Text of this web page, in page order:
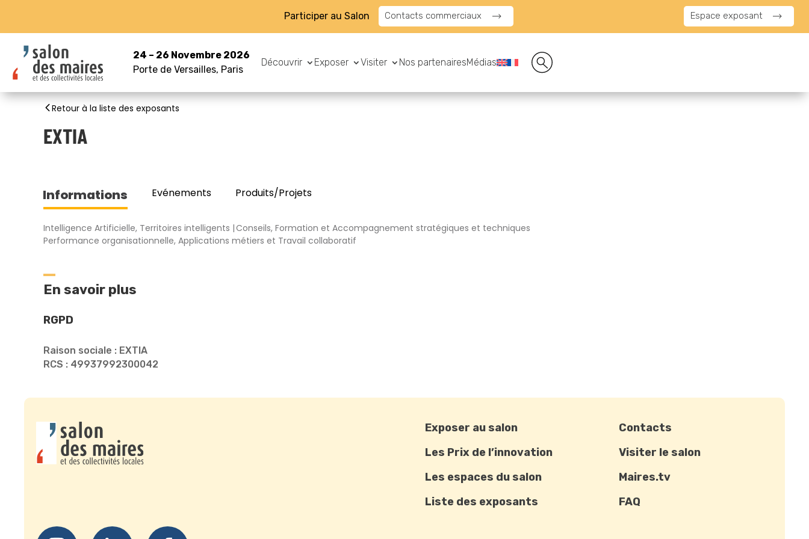
Participer au Salon Contacts commerciaux Espace exposant
24 – 26 Novembre 2026
Porte de Versailles, Paris
Découvrir Exposer Visiter Nos partenairesMédias
Retour à la liste des exposants
EXTIA
Informations Evénements Produits/Projets
Intelligence Artificielle, Territoires intelligents Conseils, Formation et Accompagnement stratégiques et techniques
Performance organisationnelle, Applications métiers et Travail collaboratif
En savoir plus
RGPD
Raison sociale : EXTIA
RCS : 49937992300042
Exposer au salon
Les Prix de l’innovation
Les espaces du salon
Liste des exposants
Contacts
Visiter le salon
Maires.tv
FAQ